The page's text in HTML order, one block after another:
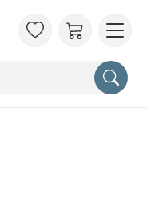
OM
FAQ